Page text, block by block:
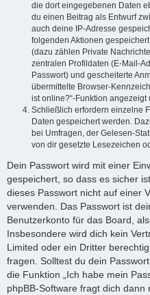
die dort eingegebenen Daten
du einen Beitrag als Entwurf
auch deine IP-Adresse
folgenden Aktionen
(dazu zählen Private
zentralen Profildaten (E-Mail-
Passwort) und gescheiterte
übermittelte Browser-
ist online?“-Funktion
Schließlich erfordern einzelne
Daten gespeichert werden.
bei Umfragen, der Gelesen-
von dir gesetzte Lesezeichen
Dein Passwort wird mit einer
gespeichert, so dass es sicher
dieses Passwort nicht auf einer
verwenden. Das Passwort ist
Benutzerkonto für das Board,
Insbesondere wird dich kein
Limited oder ein Dritter
fragen. Solltest du dein
die Funktion „Ich habe mein
phpBB-Software fragt dich